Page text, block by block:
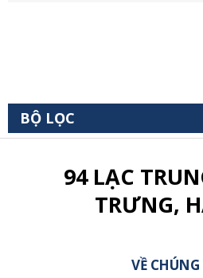
BỘ LỌC
94 LẠC
TRƯNG,
VỀ